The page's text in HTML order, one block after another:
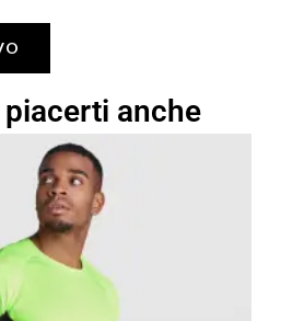
anche
Fascia
di
prezzo:
da
6,73 €
a
9,61 €